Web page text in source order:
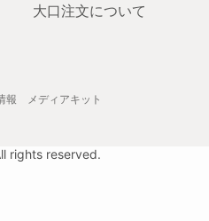
大口注文について
報 メディアキット
rights reserved.